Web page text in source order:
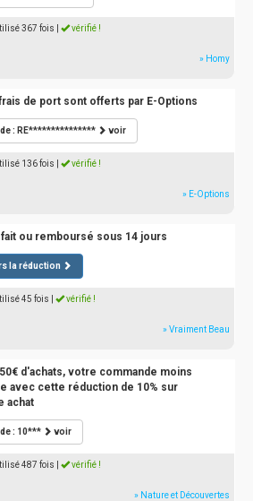
367 fois vérifié !
» Homy
de port sont offerts par E-Options
: RE*************** voir
136 fois vérifié !
» E-Options
ou remboursé sous 14 jours
la réduction
45 fois vérifié !
» Vraiment Beau
d'achats, votre commande moins
avec cette réduction de 10% sur
achat
: 10*** voir
487 fois vérifié !
» Nature et Découvertes